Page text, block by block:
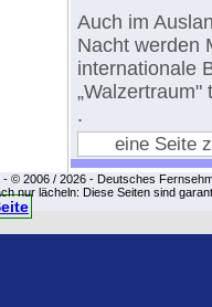
Auch im
Nacht werden
internationale
.
eine Seite
- © 2006 / 2026 - Deutsches
nur lächeln: Diese Seiten sind